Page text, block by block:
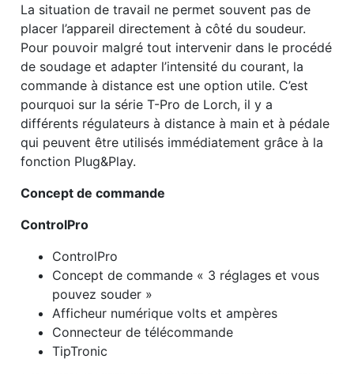
La situation de travail ne permet souvent pas de
placer l’appareil directement à côté du soudeur.
Pour pouvoir malgré tout intervenir dans le procédé
de soudage et adapter l’intensité du courant, la
commande à distance est une option utile. C’est
pourquoi sur la série T-Pro de Lorch, il y a
différents régulateurs à distance à main et à pédale
qui peuvent être utilisés immédiatement grâce à la
fonction Plug&Play.
Concept de commande
ControlPro
ControlPro
Concept de commande « 3 réglages et vous
pouvez souder »
Afficheur numérique volts et ampères
Connecteur de télécommande
TipTronic